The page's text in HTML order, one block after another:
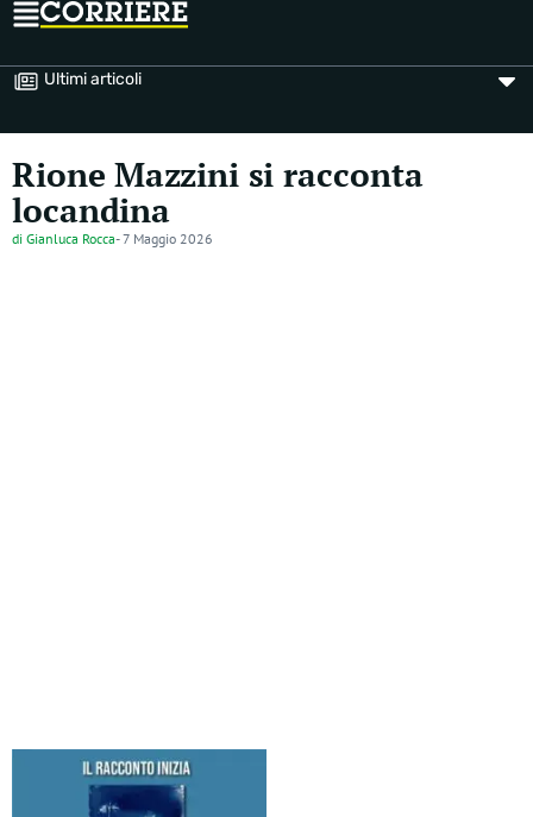
Ultimi articoli
Rione Mazzini si racconta
locandina
di Gianluca Rocca-7 Maggio 2026